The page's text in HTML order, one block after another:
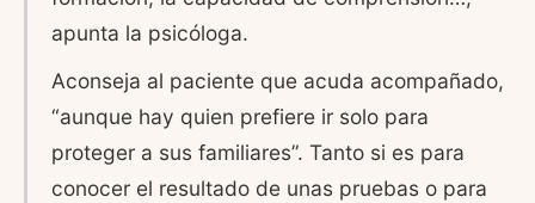
apunta la psicóloga.
Aconseja al paciente que acuda acompañado,
“aunque hay quien prefiere ir solo para
proteger a sus familiares”. Tanto si es para
conocer el resultado de unas pruebas o para